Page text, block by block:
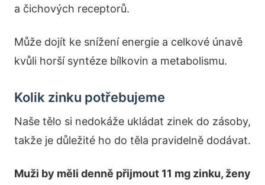
a čichových receptorů.
Může dojít ke snížení energie a celkové únavě
kvůli horší syntéze bílkovin a metabolismu.
Kolik zinku potřebujeme
Naše tělo si nedokáže ukládat zinek do zásoby,
takže je důležité ho do těla pravidelně dodávat.
Muži by měli denně přijmout 11 mg zinku, ženy